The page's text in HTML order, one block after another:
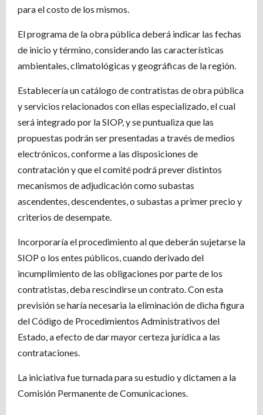
para el costo de los mismos.
El programa de la obra pública deberá indicar las fechas
de inicio y término, considerando las características
ambientales, climatológicas y geográficas de la región.
Establecería un catálogo de contratistas de obra pública
y servicios relacionados con ellas especializado, el cual
será integrado por la SIOP, y se puntualiza que las
propuestas podrán ser presentadas a través de medios
electrónicos, conforme a las disposiciones de
contratación y que el comité podrá prever distintos
mecanismos de adjudicación como subastas
ascendentes, descendentes, o subastas a primer precio y
criterios de desempate.
Incorporaría el procedimiento al que deberán sujetarse la
SIOP o los entes públicos, cuando derivado del
incumplimiento de las obligaciones por parte de los
contratistas, deba rescindirse un contrato. Con esta
previsión se haría necesaria la eliminación de dicha figura
del Código de Procedimientos Administrativos del
Estado, a efecto de dar mayor certeza jurídica a las
contrataciones.
La iniciativa fue turnada para su estudio y dictamen a la
Comisión Permanente de Comunicaciones.